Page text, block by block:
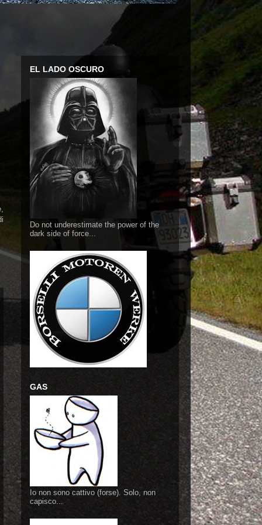
EL LADO OSCURO
Do not underestimate the power of the
dark side of force...
GAS
Io non sono cattivo (forse). Solo, non
capisco...